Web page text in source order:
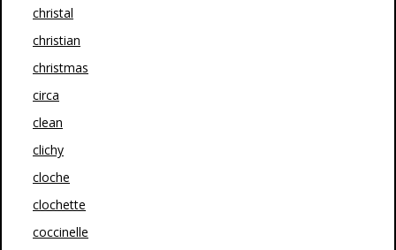
christal
christian
christmas
circa
clean
clichy
cloche
clochette
coccinelle